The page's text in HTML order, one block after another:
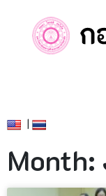
|
Month: